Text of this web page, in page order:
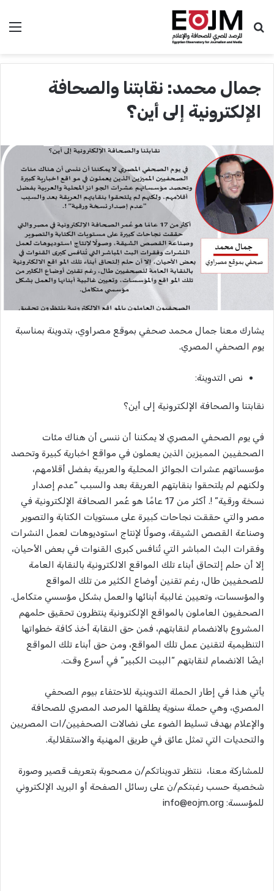
بحث عن
جمال محمد: نقابتنا والصحافة
الإلكترونية إلى أين؟
يشارك معنا جمال محمد صحفي بموقع مصراوي، بتدوينة بمناسبة
يوم الصحفي المصري.
نص التدوينة:
نقابتنا والصحافة الإلكترونية إلى أين؟
في يوم الصحفي المصري لا يمكننا أن ننسى أن هناك مئات
الصحفيين المميزين الذين يعملون في مواقع اخبارية كبيرة وتحصد
مؤسساتهم عشرات الجوائز المحلية والعربية بفضل أقلامهم،
ولكنهم لم يلتحقوا بنقابتهم العريقة بعد والسبب “عدم إصدار
نسخة ورقية” !. أكثر من 17 عامًا هو عُمر الصحافة الإلكترونية في
مصر والتي حققت نجاحات كبيرة على مستويات الكتابة والتصوير
وصناعة القصص الشيقة، وصولًا لإنتاج استوديوهات لعمل النشرات
وفقرات البث المباشر التي تُنافس كبرى القنوات في بعض الأحيان،
إلا أن حلم إلتحاق أبناء تلك المواقع الالكترونية بالنقابة العامة
للصحفيين طال، رغم تقنين أوضاع الكثير من تلك المواقع
والمؤسسات، وتعيين غالبية أبنائها والعمل بشكل مؤسسي متكامل.
الصحفيون العاملون بالمواقع الإلكترونية ينتظرون تحقيق حلمهم
المشروع بالانضمام لنقابتهم، فمن حق النقابة أخذ كافة خطواتها
التنظيمية لتقنين عمل تلك المواقع، ومن حق أبناء تلك المواقع
ايضًا الانضمام لنقابتهم “البيت الكبير” في أسرع وقت.
يأتي هذا في إطار الحملة التدوينية للاحتفاء بيوم الصحفي
المصري، وهي حملة سنوية يطلقها المرصد المصري للصحافة
والإعلام بهدف تسليط الضوء على نضالات الصحفيين/ات المصريين
والتحديات التي تمثل عائق في طريق المهنية والاستقلالية.
للمشاركة معنا، ننتظر تدويناتكم/ن مصحوبة بتعريف قصير وصورة
شخصية حسب رغبتكم/ن على رسائل الصفحة أو البريد الإلكتروني
للمؤسسة: info@eojm.org